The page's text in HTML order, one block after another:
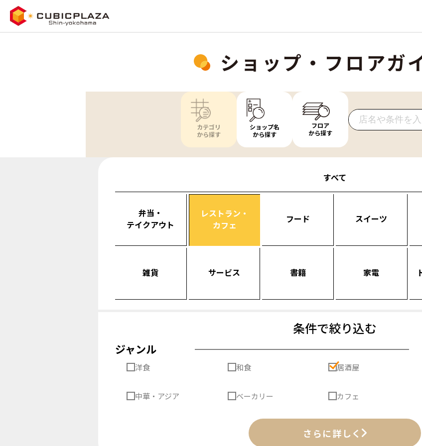
ショップ・フロアガ
カテゴリ
から探す
ショップ名
から探す
フロア
から探す
すべて
弁当・
テイクアウト
レストラン・
カフェ
フード スイーツ
雑貨 サービス 書籍 家電
条件で絞り込む
ジャンル
洋食 和食 居酒屋
中華・アジア ベーカリー カフェ
さらに詳しく